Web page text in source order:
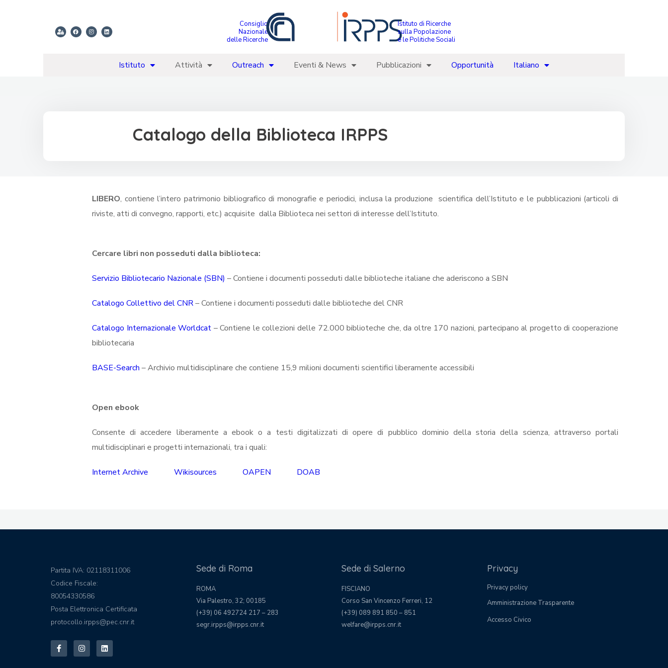
Consiglio
Nazionale
delle Ricerche
Istituto di Ricerche
sulla Popolazione
e le Politiche Sociali
Istituto Attività Outreach Eventi & News Pubblicazioni Opportunità Italiano
Catalogo della Biblioteca IRPPS
LIBERO, contiene l’intero patrimonio bibliografico di monografie e periodici, inclusa la produzione scientifica dell’Istituto e le pubblicazioni (articoli di
riviste, atti di convegno, rapporti, etc.) acquisite dalla Biblioteca nei settori di interesse dell’Istituto.
Cercare libri non posseduti dalla biblioteca:
Servizio Bibliotecario Nazionale (SBN) – Contiene i documenti posseduti dalle biblioteche italiane che aderiscono a SBN
Catalogo Collettivo del CNR– Contiene i documenti posseduti dalle biblioteche del CNR
Catalogo Internazionale Worldcat – Contiene le collezioni delle 72.000 biblioteche che, da oltre 170 nazioni, partecipano al progetto di cooperazione
bibliotecaria
BASE-Search – Archivio multidisciplinare che contiene 15,9 milioni documenti scientifici liberamente accessibili
Open ebook
Consente di accedere liberamente a ebook o a testi digitalizzati di opere di pubblico dominio della storia della scienza, attraverso portali
multidisciplinari e progetti internazionali, tra i quali:
Internet Archive Wikisources OAPEN DOAB
Partita IVA: 02118311006
Codice Fiscale:
80054330586
Posta Elettronica Certificata
protocollo.irpps@pec.cnr.it
Sede di Roma
ROMA
Via Palestro, 32; 00185
(+39) 06 492724 217 – 283
segr.irpps@irpps.cnr.it
Sede di Salerno
FISCIANО
Corso San Vincenzo Ferreri, 12
(+39) 089 891 850 – 851
welfare@irpps.cnr.it
Privacy
Privacy policy
Amministrazione Trasparente
Accesso Civico